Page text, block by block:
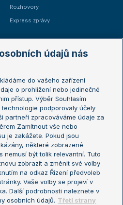
Rozhovory
Express zprávy
Australian Open
French Open
Wimbledon
US Open
Turnaj mistrů
Turnaj mistryň
údajů nás
do vašeho zařízení
o prohlížení nebo jedinečné
přístup. Výběr Souhlasím
podporovaly účely
partneři zpracováváme údaje za
Zamítnout vše nebo
je zakážete. Pokud jsou
některé zobrazené
nemusí být tolik relevantní. Tuto
zobrazit a změnit své volby
na odkaz Řízení předvoleb
Vaše volby se projeví v
Další podrobnosti naleznete v
osobních údajů. Třetí strany